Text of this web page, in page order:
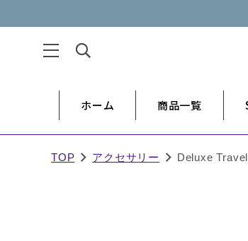
ホーム 商品一覧
TOP アクセサリー Deluxe